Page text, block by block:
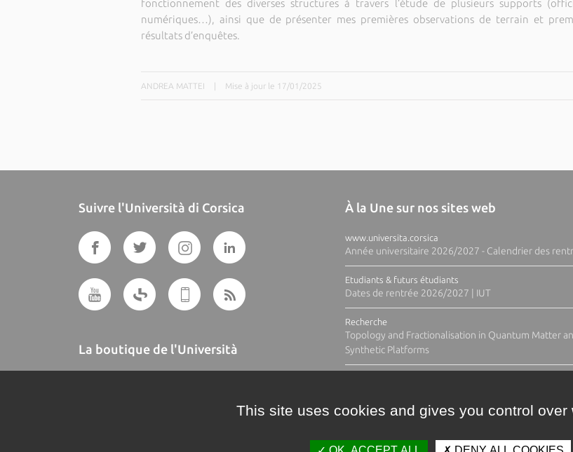
fonctionnement des diverses structures à travers l’étude de plusieurs supports
numériques…), ainsi que de présenter mes premières observations de terrain et
résultats d’enquêtes.
ANDREA MATTEI Mise à jour le 17/01/2025
Suivre l'Università di Corsica
La boutique de l'Università
À la Une sur nos sites web
www.universita.corsica
Année universitaire 2026/2027 - Calendrier des
Etudiants & futurs étudiants
Dates de rentrée 2026/2027 | IUT
Recherche
Topology and Fractionalisation in Quantum Matter
Synthetic Platforms
This site uses cookies and gives you control over